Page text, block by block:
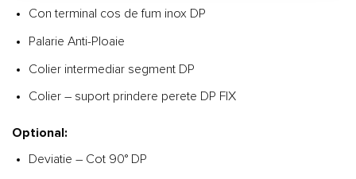
Con terminal cos de fum inox DP
Palarie Anti-Ploaie
Colier intermediar segment DP
Colier – suport prindere perete DP FIX
Optional :
Deviatie – Cot 90° DP